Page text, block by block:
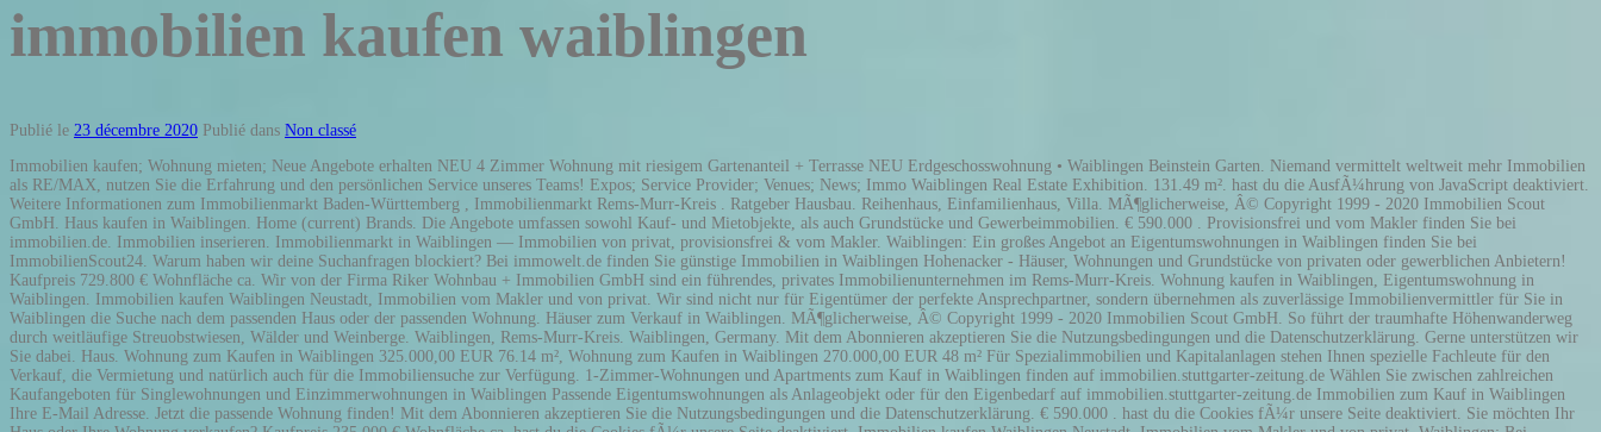
immobilien kaufen waiblingen
Publié le 23 décembre 2020 Publié dans Non classé
Immobilien kaufen; Wohnung mieten; Neue Angebote erhalten NEU 4 Zimmer Wohnung mit riesigem Gartenanteil + Terrasse NEU Erdgeschosswohnung • Waiblingen Beinstein Garten. Niemand vermittelt weltweit mehr Immobilien als RE/MAX, nutzen Sie die Erfahrung und den persönlichen Service unseres Teams! Expos; Service Provider; Venues; News; Immo Waiblingen Real Estate Exhibition. 131.49 m². hast du die AusfÃ¼hrung von JavaScript deaktiviert. Weitere Informationen zum Immobilienmarkt Baden-Württemberg , Immobilienmarkt Rems-Murr-Kreis . Ratgeber Hausbau. Reihenhaus, Einfamilienhaus, Villa. MÃ¶glicherweise, Â© Copyright 1999 - 2020 Immobilien Scout GmbH. Haus kaufen in Waiblingen. Home (current) Brands. Die Angebote umfassen sowohl Kauf- und Mietobjekte, als auch Grundstücke und Gewerbeimmobilien. € 590.000 . Provisionsfrei und vom Makler finden Sie bei immobilien.de. Immobilien inserieren. Immobilienmarkt in Waiblingen — Immobilien von privat, provisionsfrei & vom Makler. Waiblingen: Ein großes Angebot an Eigentumswohnungen in Waiblingen finden Sie bei ImmobilienScout24. Warum haben wir deine Suchanfragen blockiert? Bei immowelt.de finden Sie günstige Immobilien in Waiblingen Hohenacker - Häuser, Wohnungen und Grundstücke von privaten oder gewerblichen Anbietern! Kaufpreis 729.800 € Wohnfläche ca. Wir von der Firma Riker Wohnbau + Immobilien GmbH sind ein führendes, privates Immobilienunternehmen im Rems-Murr-Kreis. Wohnung kaufen in Waiblingen, Eigentumswohnung in Waiblingen. Immobilien kaufen Waiblingen Neustadt, Immobilien vom Makler und von privat. Wir sind nicht nur für Eigentümer der perfekte Ansprechpartner, sondern übernehmen als zuverlässige Immobilienvermittler für Sie in Waiblingen die Suche nach dem passenden Haus oder der passenden Wohnung. Häuser zum Verkauf in Waiblingen. MÃ¶glicherweise, Â© Copyright 1999 - 2020 Immobilien Scout GmbH. So führt der traumhafte Höhenwanderweg durch weitläufige Streuobstwiesen, Wälder und Weinberge. Waiblingen, Rems-Murr-Kreis. Waiblingen, Germany. Mit dem Abonnieren akzeptieren Sie die Nutzungsbedingungen und die Datenschutzerklärung. Gerne unterstützen wir Sie dabei. Haus. Wohnung zum Kaufen in Waiblingen 325.000,00 EUR 76.14 m², Wohnung zum Kaufen in Waiblingen 270.000,00 EUR 48 m² Für Spezialimmobilien und Kapitalanlagen stehen Ihnen spezielle Fachleute für den Verkauf, die Vermietung und natürlich auch für die Immobiliensuche zur Verfügung. 1-Zimmer-Wohnungen und Apartments zum Kauf in Waiblingen finden auf immobilien.stuttgarter-zeitung.de Wählen Sie zwischen zahlreichen Kaufangeboten für Singlewohnungen und Einzimmerwohnungen in Waiblingen Passende Eigentumswohnungen als Anlageobjekt oder für den Eigenbedarf auf immobilien.stuttgarter-zeitung.de Immobilien zum Kauf in Waiblingen Ihre E-Mail Adresse. Jetzt die passende Wohnung finden! Mit dem Abonnieren akzeptieren Sie die Nutzungsbedingungen und die Datenschutzerklärung. € 590.000 . hast du die Cookies fÃ¼r unsere Seite deaktiviert. Sie möchten Ihr Haus oder Ihre Wohnung verkaufen? Kaufpreis 235.000 € Wohnfläche ca. hast du die Cookies fÃ¼r unsere Seite deaktiviert. Immobilien kaufen Waiblingen Neustadt, Immobilien vom Makler und von privat. Waiblingen: Bei ImmobilienScout24 finden Sie ein großes Angebot an 3-Raum Eigentumswohnungen in Waiblingen. 1 - 16 von 16 Immobilien zum Verkauf. Bei der regionalen Immobilien-Suchmaschine der Stuttgarter Zeitung finden Sie die passende Immobilie zum Kauf. Jetzt passende Immobilie finden! Haus kaufen in Waiblingen von privat (provisionsfrei*) & vom Makler – 15 Hauskauf-Angebote. Immobilien in Waiblingen zu kaufen, das heißt Wohnen im schönen Remstal Wer gerne in einem mediterranen Flair leben möchte, der sollte sich hier Immobilien kaufen. Immobilien kaufen Waiblingen, Immobilien vom Makler und von privat. Gewerbeimmobilien in Waiblingen kaufen oder mieten: Hier finden Sie die passende Gewerbeimmobilie in Waiblingen. Sie müssen die AGBs akzeptieren. Mergenthaler Immobilien AG, RE/MAX in Waiblingen Herzlich Willkommen bei RE/MAX Waiblingen! Gewerbeimmobilien in Waiblingen kaufen. Mit RE/MAX Waiblingen profitieren Sie … Hier geht's zur VR-Immobiliensuche. Immobilienportal Großes Immobilienangebot Bequemer Makler-Service für Kauf und Verkauf Immobilie finden Ihre Privatsphäre ist uns wichtig . Herzlich Willkommen bei Immobilien Kernen - Ihre Immobilienmakler in Kernen im Remstal bei Stuttgart. Nebenkosten in Waiblingen. Sortieren Vor 4 Tagen. Ihr Experte rund um die Vermittlung von Wohnungen, Häusern und Gewerbeobjekten. Du bist ein Mensch aus Fleisch und Blut? Studentenwohnungen in Waiblingen. Attraktive Wohnhäuser zum Kauf für jedes Budget, auch von privat! Nachmieter gesucht in Waiblingen. Waiblingen wird auch als die "Schwäbische Toskana" bezeichnet und bietet mit anderen idyllischen Weinorten das beliebte mediterrane Lebensgefühl. Waiblingen liegt im Kreis Rems-Murr-Kreis und ist in 6 Stadtteile untergliedert. Interessante Haus-Angebote finden In Waiblingen & Umgebung die Haussuche durchführen Entscheide dich zwischen Reihenhaus, Einfamilienhaus, Doppelhaushälfte & weiteren Haus-Angeboten Im Immobilienportal von meinestadt.de findest du 336 Häuser zum Kauf. Riesenauswahl an Häuser, Wohnungen, Eigentumswohnungen, Grundstücke. Sie müssen die AGBs akzeptieren. Grundstück pachten in Waiblingen. Wir verwenden Cookies (auch von Drittanbietern), um Informationen über die Nutzung der Website durch die Besucher zu sammeln. Altbau - Neubau , Apartment, 2 oder 4 Zimmerwohnung. Entschuldige bitte, dann hat unser System dich fÃ¤lschlicherweise als Roboter identifiziert. Overview (current) General Overview. Um unsere Services weiterhin zu nutzen, lÃ¶se bitte diesen kurzen Test. Immobilie kaufen in Waiblingen, Stuttgart, Esslingen, Ludwigsburg, Schorndorf und Umgebung. Jetzt Wohnung kaufen mit 3 bis 3,5 Zimmer! Immobilienmakler in Waiblingen. Immobilien zum Kauf in Neustadt, Waiblingen Ihre E-Mail Adresse. Bei der regionalen Immobilien-Suchmaschine der Stuttgarter Zeitung finden Sie die passende Gewerbeimmobilie zum Kauf. Sofort online finden! Immobilien in Waiblingen kaufen von privat (provisionsfrei*) & vom Makler – 92 Immobilienangebote. Immobilien mit Garten in Waiblingen kaufen - Immobilienangebote mit Garten zum Kauf sofort online finden. Jetzt Wohnung kaufen in Waiblingen Nutze jetzt die einfache Immobiliensuche! Stuttgart. Damit schÃ¼tzen wir unsere Webseite und die Daten unserer Nutzerinnen und Nutzer vor betrÃ¼gerischen AktivitÃ¤ten. Mietspiegel in Waiblingen. finden Sie eine Vielzahl von Premium-Angebote für Kaufimmobilien in Waiblingen. Das Portal für Baufinanzierung und Immobilien der Sparkassen. Immobilien in Waiblingen kaufen. Haus kaufen in Waiblingen leicht gemacht: Jetzt Häuser-Suche starten! hast du die AusfÃ¼hrung von JavaScript deaktiviert. Haus kaufen in Waiblingen. Immobilien kaufen. Sortieren Vor 4 Tagen. Immobilien: Ob kaufen, verkaufen, mieten oder vermieten - Bei uns finden Sie die Immobilie, die wirklich zu Ihnen passt. Wohnung kaufen in Waiblingen, Eigentumswohnung in Waiblingen. Immobilien zum Kauf in Waiblingen: Egal, ob Sie eine Eigentumswohnung, ein Haus zum Kauf, Bauland oder eine Gewerbeimmobilie zum Kauf suchen - Auf dem Immobilienmarktplatz der F.A.Z. Sie müssen die AGBs akzeptieren. Sofort online finden! expocheck tw media. Starten Sie Ihre Immobiliensuche bei ImmobilienScout24, der Nr.1 rund um Immobilien. Warum fÃ¼hren wir diese SicherheitsmaÃnahme durch? Sie möchten eine Immobilie, im Rems-Murr-Kreis, Waiblingen, Weinstadt, Fellbach, Kernen, Schorndorf oder Umgebung, kaufen oder verkaufen? Bauträger bieten bezugsfertige Immobilien in Waiblingen sowie Grundstücke zum Kauf in Waiblingen an. Immobilien inserieren. Immobilien kaufen; Wohnung mieten; Neue Angebote erhalten NEU 2 Zimmer-Erdgeschosswohnung Waiblingen NEU Erdgeschosswohnung • Waiblingen Waiblingen Garten. Mit der Captcha-Methode stellen wir fest, dass du kein Roboter oder eine schÃ¤dliche Spam-Software bist. Provisionsfrei und vom Makler finden Sie bei immobilien.de Altbau - Neubau , Apartment, 2 oder 4 Zimmerwohnung. Mit dem Immobilienportal für den Rems-Murr-Kreis bietet der Zeitungsverlag Waiblingen Kauf- und Mietinteressenten eine Plattform regional nach passenden Immobilien zu suchen. Aktuellen Kleinanzeigen aus Kernen . Nachfolgend finden Sie eine Auswahl aktueller Exposés zum Thema „Wohnung kaufen“ aus unserem Portfolio. Sie möchten eine Immobilie, im Rems-Murr-Kreis, Waiblingen, Weinstadt, Fellbach, Kernen, Schorndorf oder Umgebung, kaufen oder verkaufen? 496 Mietwohnungen 1.017 Eigentumswohnungen 336 Häuser Grundstücke! Immobilienportal Großes Immobilienangebot Bequemer Makler-Service für Kauf und Verkauf Immobilie finden Provisionsfrei und vom Makler finden Sie bei immobilien.de. Top-Auswahl und Top-Preise! Sofort online finden! Ich möchte Updates zu Produkten erhalten, an denen ich interessiert sein könnte . Weitere Informationen zum Immobilienmarkt Baden-Württemberg , Immobilienmarkt Rems-Murr-Kreis . Immobilien kaufen. 4.5 NEU Tolle Wohnung mit großem Hobbyraum und Blick ins Grüne... NEU Erdgeschosswohnung • Waiblingen Bittenfeld EBK. Grundstück kaufen in Waiblingen. Altbau - Neubau , Apartment, 2 oder 4 Zimmerwohnung. Real Estate Exhibition in Waiblingen: Dates, Opening hours, Tickets, exhibitor information and visitor reports on expodatabase.de. 9 zimmer. Für weitere Angebote an Wohnungen zum Kaufen klicken Sie unten auf „Mehr Ergebnisse“. Stuttgart. Kontaktieren Sie uns! Haus. Regional fair. Kontaktieren Sie uns! Nebenkosten in Waiblingen. Wohlfühloase mit Aufzug und ##ohne Provision... NEU Etagenwohnung • Waiblingen Waiblingen Balkon EBK. zvw-immo.de - Ihre Wunschimmobilie in Sicht. Neubau. Du bezahlst den Bauträger immer nur für jeden fertiggestellten Bauabschnitt; das Risiko bis zur Schlüsselübergabe liegt dadurch beim Bauträger. Bei immowelt.de finden Sie attraktive Immobilien in Waiblingen für jedes Budget - Häuser, Wohnungen und Grundstücke von privaten oder gewerbliche